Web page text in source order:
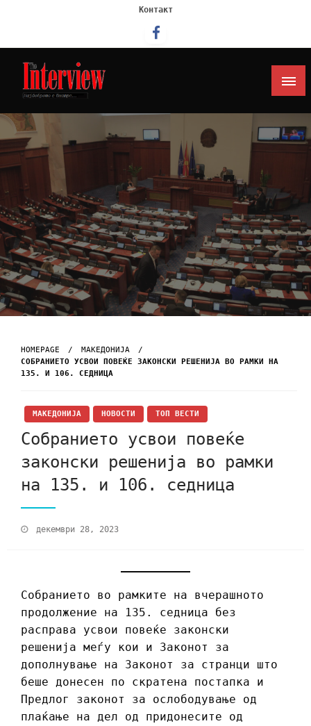
Контакт
Интервју
HOMEPAGE
МАКЕДОНИЈА
СОБРАНИЕТО УСВОИ ПОВЕЌЕ ЗАКОНСКИ РЕШЕНИЈА ВО РАМКИ НА
135. И 106. СЕДНИЦА
МАКЕДОНИЈА НОВОСТИ ТОП ВЕСТИ
Собранието усвои повеќе
законски решенија во рамки
на 135. и 106. седница
декември 28, 2023
Собранието во рамките на вчерашното
продолжение на 135. седница без
расправа усвои повеќе законски
решенија меѓу кои и Законот за
дополнување на Законот за странци што
беше донесен по скратена постапка и
Предлог законот за ослободување од
плаќање на дел од придонесите од